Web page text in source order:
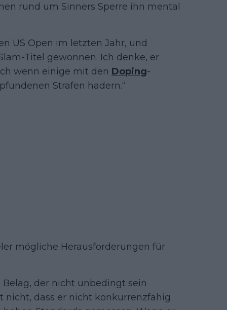
rund um Sinners Sperre ihn mental
US Open im letzten Jahr, und
Titel gewonnen. Ich denke, er
wenn einige mit den Doping-
Strafen hadern.“
mögliche Herausforderungen für
Belag, der nicht unbedingt sein
nicht, dass er nicht konkurrenzfähig